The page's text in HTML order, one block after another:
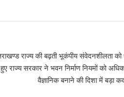
राज्य की बढ़ती भूकंपीय संवेदनशीलता
हुए राज्य सरकार ने भवन निर्माण नियमों को
वैज्ञानिक बनाने की दिशा में बड़ा